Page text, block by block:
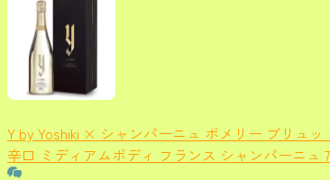
Y by Yoshiki × シャンパーニュ ポメリー ブリュ
辛口 ミディアムボディ フランス シャンパーニュ